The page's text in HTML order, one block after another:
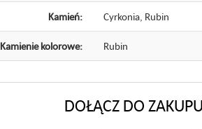
Kamień: Cyrkonia, Rubin
Kamienie kolorowe: Rubin
DOŁĄCZ DO